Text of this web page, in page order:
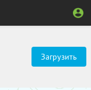
Загрузить